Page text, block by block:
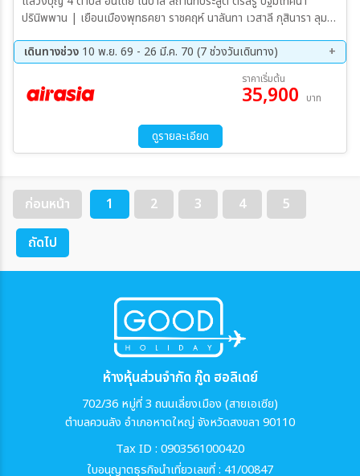
ปรินิพพาน | เยือนเมืองพุทธคยา ราชคฤห์ นาลันทา เวสาลี กุสินารา ลุมพิ
ต้น “พระศรีมหาโพธิ์”
เดินทางช่วง 10 พ.ย. 69 - 26 มี.ค. 70 (7 ช่วงวันเดินทาง)
29 พ.ย. 69 - 06 ธ.ค. 69
06 ธ.ค. 69 - 13 ธ.ค. 69
25 ธ.ค. 69 - 01 ม.ค. 70
22 ม.ค. 70 - 29 ม.ค. 70
ราคาเริ่มต้น
35,900 บาท
ดูรายละเอียด
ก่อนหน้า 1 2 3 4
5
ถัดไป
ห้างหุ้นส่วนจำกัด กู๊ด ฮอลิเดย์
702/36 หมู่ที่ 3 ถนนเลี่ยงเมือง (สายเอเซีย)
ตำบลควนลัง อำเภอหาดใหญ่ จังหวัดสงขลา 90110
Tax ID : 0903561000420
ใบอนุญาตธุรกิจนำเที่ยวเลขที่ : 41/00847